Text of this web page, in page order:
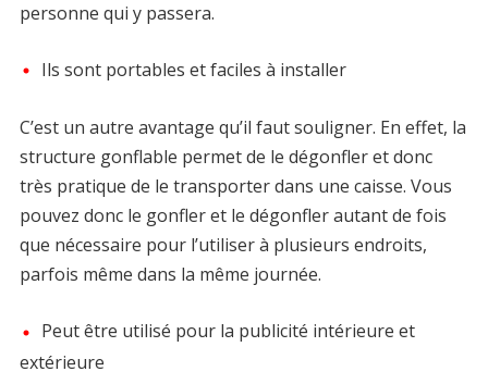
personne qui y passera.
Ils sont portables et faciles à installer
C’est un autre avantage qu’il faut souligner. En effet, la
structure gonflable permet de le dégonfler et donc
très pratique de le transporter dans une caisse. Vous
pouvez donc le gonfler et le dégonfler autant de fois
que nécessaire pour l’utiliser à plusieurs endroits,
parfois même dans la même journée.
Peut être utilisé pour la publicité intérieure et
extérieure